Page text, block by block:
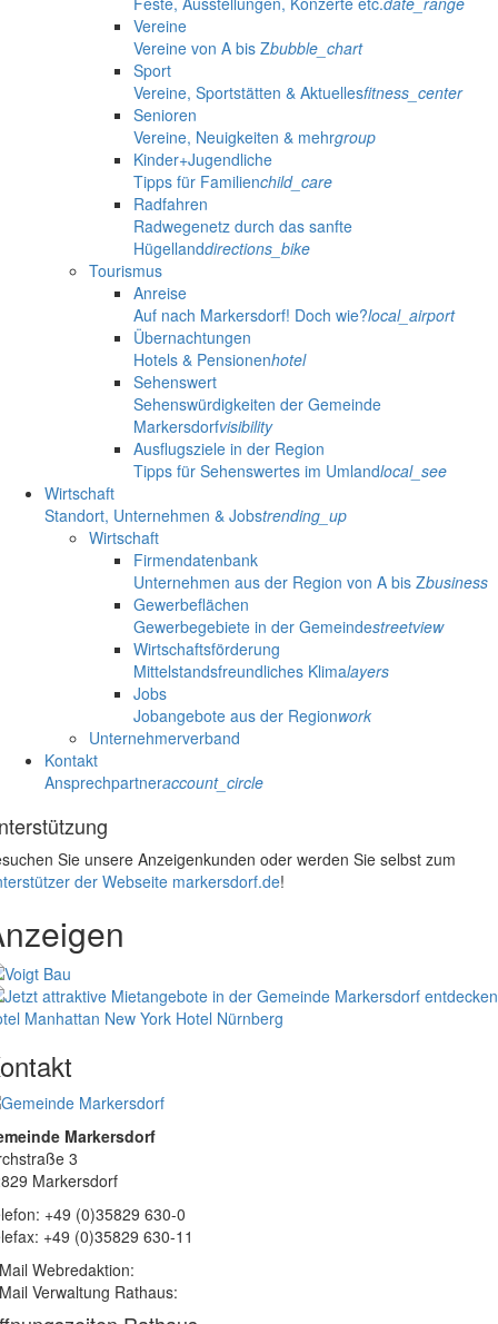
Vereine
Vereine von A bis Zbubble_chart
Sport
Vereine, Sportstätten & Aktuellesfitness_center
Senioren
Vereine, Neuigkeiten & mehrgroup
Kinder+Jugendliche
Tipps für Familienchild_care
Radfahren
Radwegenetz durch das sanfte
Hügellanddirections_bike
Tourismus
Anreise
Auf nach Markersdorf! Doch wie?local_airport
Übernachtungen
Hotels & Pensionenhotel
Sehenswert
Sehenswürdigkeiten der Gemeinde
Markersdorfvisibility
Ausflugsziele in der Region
Tipps für Sehenswertes im Umlandlocal_see
Wirtschaft
Standort, Unternehmen & Jobstrending_up
Wirtschaft
Firmendatenbank
Unternehmen aus der Region von A bis Zbusiness
Gewerbeflächen
Gewerbegebiete in der Gemeindestreetview
Wirtschaftsförderung
Mittelstandsfreundliches Klimalayers
Jobs
Jobangebote aus der Regionwork
Unternehmerverband
Kontakt
Ansprechpartneraccount_circle
Sie unsere Anzeigenkunden oder werden Sie selbst zum
der Webseite markersdorf.de!
Manhattan New York Hotel Nürnberg
Markersdorf
3
Markersdorf
+49 (0)35829 630-0
+49 (0)35829 630-11
Webredaktion:
Verwaltung Rathaus: